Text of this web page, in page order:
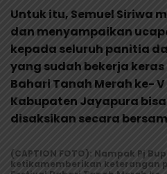
Untuk itu, Semuel Siriwa
dan menyampaikan
kepada seluruh panitia
yang sudah bekerja
Bahari Tanah Merah ke-
Kabupaten Jayapura
disaksikan secara
(CAPTION FOTO): Nampak Pj
ketikamemberikan keterangan